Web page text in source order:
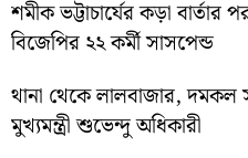
শমীক ভট্টাচার্যের কড়া
বিজেপির ২২ কর্মী সাসপেন্ড
থানা থেকে লালবাজার, দমকল
মুখ্যমন্ত্রী শুভেন্দু অধিকারী